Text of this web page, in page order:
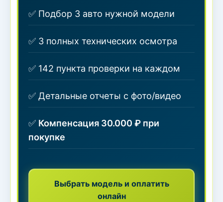
✅ Подбор 3 авто нужной модели
✅ 3 полных технических осмотра
✅ 142 пункта проверки на каждом
✅ Детальные отчеты с фото/видео
✅ Компенсация 30.000 ₽ при
покупке
Выбрать модель и оплатить
онлайн